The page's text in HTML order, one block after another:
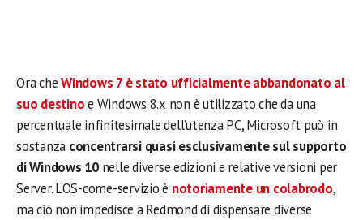
Ora cheWindows 7 è stato ufficialmente abbandonato al
suo destinoe Windows 8.x non è utilizzato che da una
percentuale infinitesimale dell’utenza PC, Microsoft può in
sostanza concentrarsi quasi esclusivamente sul supporto
di Windows 10nelle diverse edizioni e relative versioni per
Server. L’OS-come-servizio è notoriamente un colabrodo,
ma ciò non impedisce a Redmond di dispensare diverse